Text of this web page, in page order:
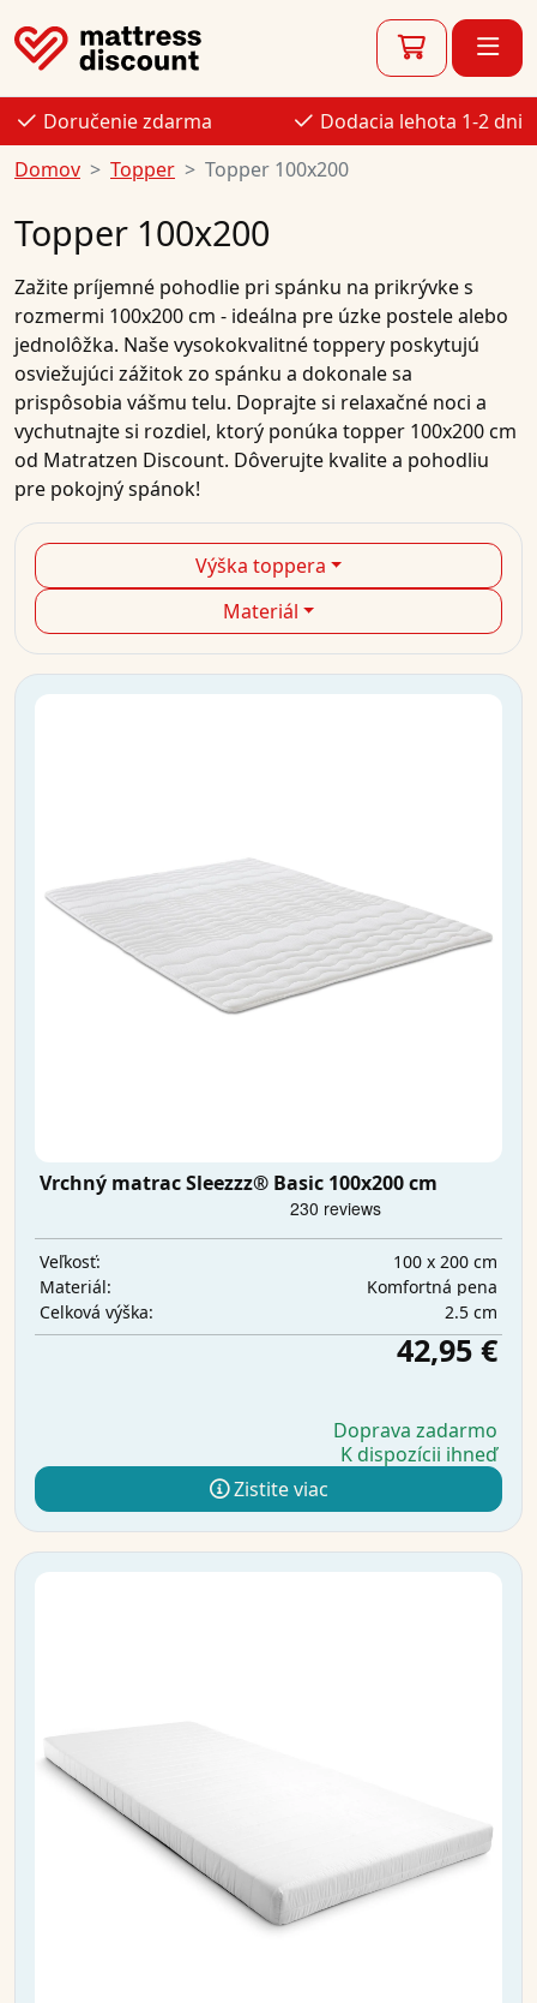
Doručenie zdarma
Dodacia lehota 1-2 dni
Domov
Topper Topper 100x200
Topper 100x200
Zažite príjemné pohodlie pri spánku na prikrývke s
rozmermi 100x200 cm - ideálna pre úzke postele alebo
jednolôžka. Naše vysokokvalitné toppery poskytujú
osviežujúci zážitok zo spánku a dokonale sa
prispôsobia vášmu telu. Doprajte si relaxačné noci a
vychutnajte si rozdiel, ktorý ponúka topper 100x200 cm
od Matratzen Discount. Dôverujte kvalite a pohodliu
pre pokojný spánok!
Výška toppera
Materiál
Vrchný matrac Sleezzz® Basic 100x200 cm
Veľkosť:
100 x 200 cm
Materiál:
Komfortná pena
Celková výška:
2.5 cm
42,95 €
Doprava zadarmo
K dispozícii ihneď
Zistite viac